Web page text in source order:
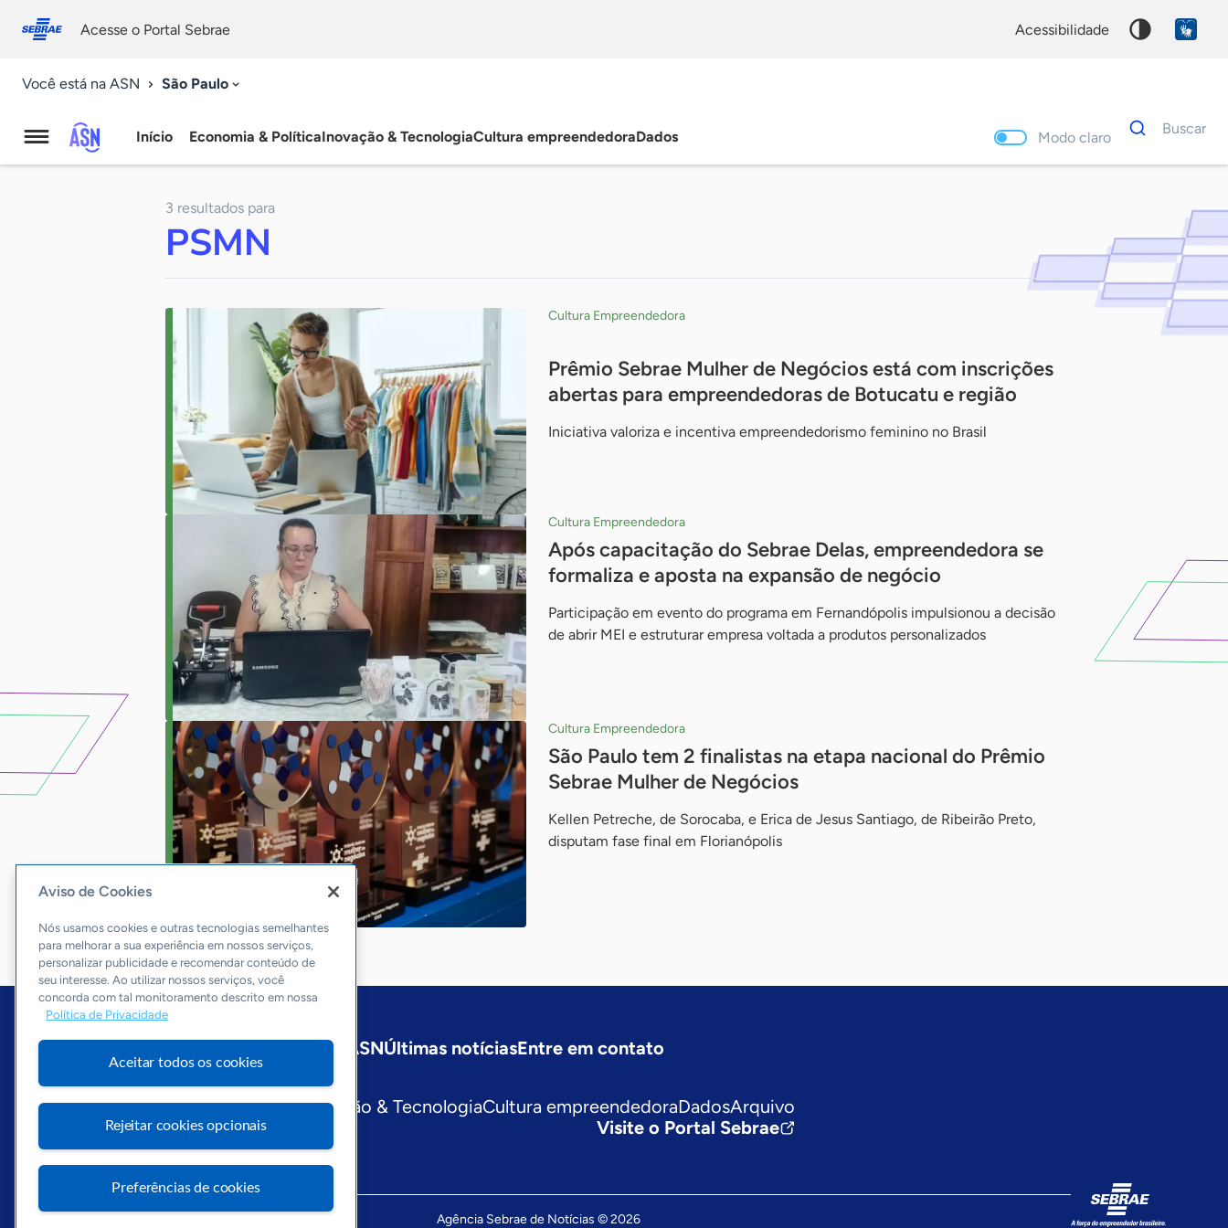
conosco
Acesse o Portal Sebrae acessibilidade
Você está na ASN São Paulo
Agência
Notícias
Início Economia & PolíticaInovação & TecnologiaCultura empreendedoraDados Modo claro
Dados
para
Buscar
3 resultados para
PSMN
Cultura Empreendedora
Prêmio Sebrae Mulher de Negócios está com inscrições
abertas para empreendedoras de Botucatu e região
Iniciativa valoriza e incentiva empreendedorismo feminino no Brasil
Cultura Empreendedora
Após capacitação do Sebrae Delas, empreendedora se
formaliza e aposta na expansão de negócio
Participação em evento do programa em Fernandópolis impulsionou a decisão
de abrir MEI e estruturar empresa voltada a produtos personalizados
Cultura Empreendedora
São Paulo tem 2 finalistas na etapa nacional do Prêmio
Sebrae Mulher de Negócios
Kellen Petreche, de Sorocaba, e Erica de Jesus Santiago, de Ribeirão Preto,
disputam fase final em Florianópolis
Sobre a ASNÚltimas notíciasEntre em contato
Editorias
Economia & PolíticaInovação & TecnologiaCultura empreendedoraDadosArquivo
Visite o Portal Sebrae
Agência Sebrae de Notícias © 2026
Aviso de Cookies
Nós usamos cookies e outras tecnologias semelhantes
para melhorar a sua experiência em nossos serviços,
personalizar publicidade e recomendar conteúdo de
seu interesse. Ao utilizar nossos serviços, você
concorda com tal monitoramento descrito em nossa
Política de Privacidade
Aceitar todos os cookies
Rejeitar cookies opcionais
Preferências de cookies